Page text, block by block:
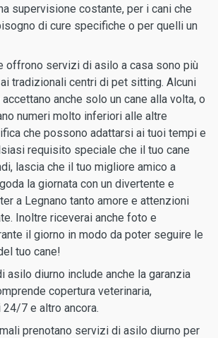
supervisione costante, per i cani che
di cure specifiche o per quelli un
offrono servizi di asilo a casa sono più
tradizionali centri di pet sitting. Alcuni
anche solo un cane alla volta, o
numeri molto inferiori alle altre
che possono adattarsi ai tuoi tempi e
requisito speciale che il tuo cane
lascia che il tuo migliore amico a
la giornata con un divertente e
a Legnano tanto amore e attenzioni
Inoltre riceverai anche foto e
il giorno in modo da poter seguire le
tuo cane!
asilo diurno include anche la garanzia
copertura veterinaria,
7 e altro ancora.
prenotano servizi di asilo diurno per